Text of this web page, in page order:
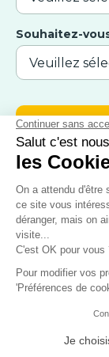
Souhaitez-
CONTACT
9 Avenue
Nous appeler :